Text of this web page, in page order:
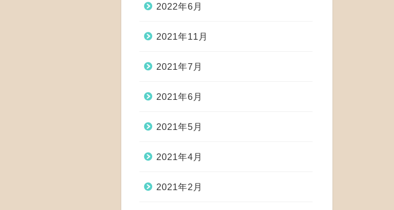
2022年6月
2021年11月
2021年7月
2021年6月
2021年5月
2021年4月
2021年2月